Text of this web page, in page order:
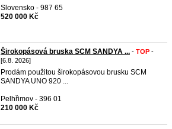
Slovensko - 987 65
520 000 Kč
Širokopásová bruska SCM SANDYA ... - TOP -
[6.8. 2026]
Prodám použitou širokopásovou brusku SCM
SANDYA UNO 920 ...
Pelhřimov - 396 01
210 000 Kč